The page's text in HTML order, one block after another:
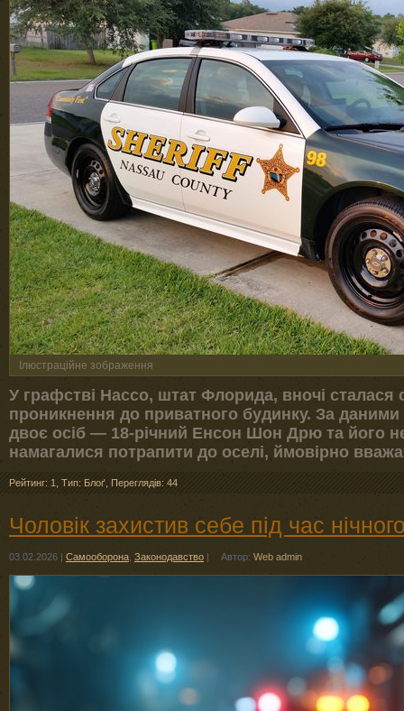
Ілюстраційне зображення
У графстві Нассо, штат Флорида, вночі сталася
проникнення до приватного будинку. За
двоє осіб — 18-річний Енсон Шон Дрю та його
намагалися потрапити до оселі, ймовірно
Рейтинг: 1 Тип: Блоґ Переглядів: 44
Чоловік захистив себе під час
03.02.2026 | Самооборона Законодавство | Автор: Web admin